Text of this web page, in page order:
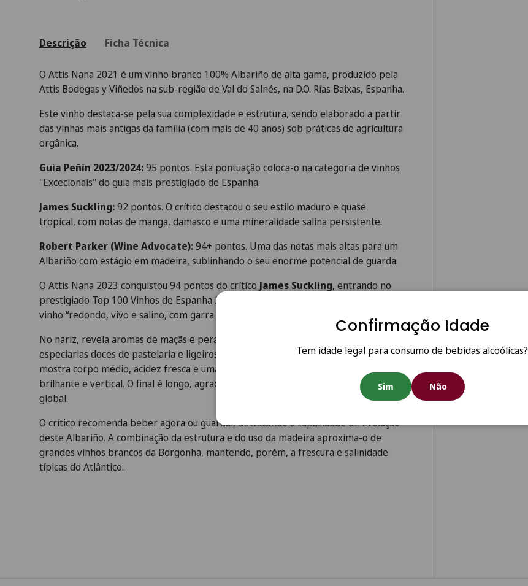
Descrição Ficha Técnica
O Attis Nana 2021 é um vinho branco 100% Albariño de alta gama, produzido pela
Attis Bodegas y Viñedos na sub-região de Val do Salnés, na D.O. Rías Baixas, Espanha.
Este vinho destaca-se pela sua complexidade e estrutura, sendo elaborado a partir
das vinhas mais antigas da família (com mais de 40 anos) sob práticas de agricultura
orgânica.
Guia Peñín 2023/2024:95 pontos. Esta pontuação coloca-o na categoria de vinhos
"Excecionais" do guia mais prestigiado de Espanha.
James Suckling:92 pontos. O crítico destacou o seu estilo maduro e quase
tropical, com notas de manga, damasco e uma mineralidade salina persistente.
Robert Parker (Wine Advocate):94+ pontos. Uma das notas mais altas para um
Albariño com estágio em madeira, sublinhando o seu enorme potencial de guarda.
O Attis Nana 2023 conquistou 94 pontos do crítico James Suckling, entrando no
prestigiado Top 100 Vinhos de Espanha 2025. Segundo Suckling, trata-se de um
vinho “redondo, vivo e salino, com garra e precisão”.
No nariz, revela aromas de maçãs e peras maduras, ervas aromáticas quentes,
especiarias doces de pastelaria e ligeiros toques de amêndoas torradas. Na boca,
mostra corpo médio, acidez fresca e uma textura subtil e elegante, com caráter
brilhante e vertical. O final é longo, agradável e sápido, reforçando a harmonia
global.
O crítico recomenda beber agora ou guardar, destacando a capacidade de evolução
deste Albariño. A combinação da estrutura e do uso da madeira aproxima-o de
grandes vinhos brancos da Borgonha, mantendo, porém, a frescura e salinidade
típicas do Atlântico.
Confirmação Idade
Tem idade legal para consumo de bebidas alcoólicas?
Sim Não